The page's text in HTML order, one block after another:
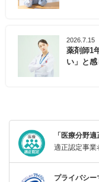
2026.7.15
薬剤師1
い」と
「医療分野
適正認定事業
プライバシ